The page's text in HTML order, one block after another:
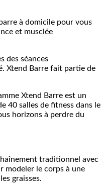
des séances
Xtend Barre fait partie de
Xtend Barre est un
40 salles de fitness dans le
horizons à perdre du
traditionnel avec
modeler le corps à une
graisses.